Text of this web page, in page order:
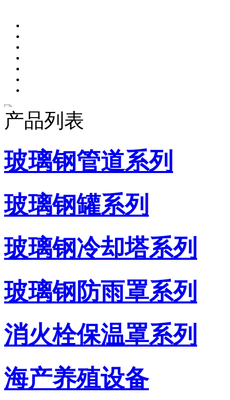
产品列表
玻璃钢管道系列
玻璃钢罐系列
玻璃钢冷却塔系列
玻璃钢防雨罩系列
消火栓保温罩系列
海产养殖设备